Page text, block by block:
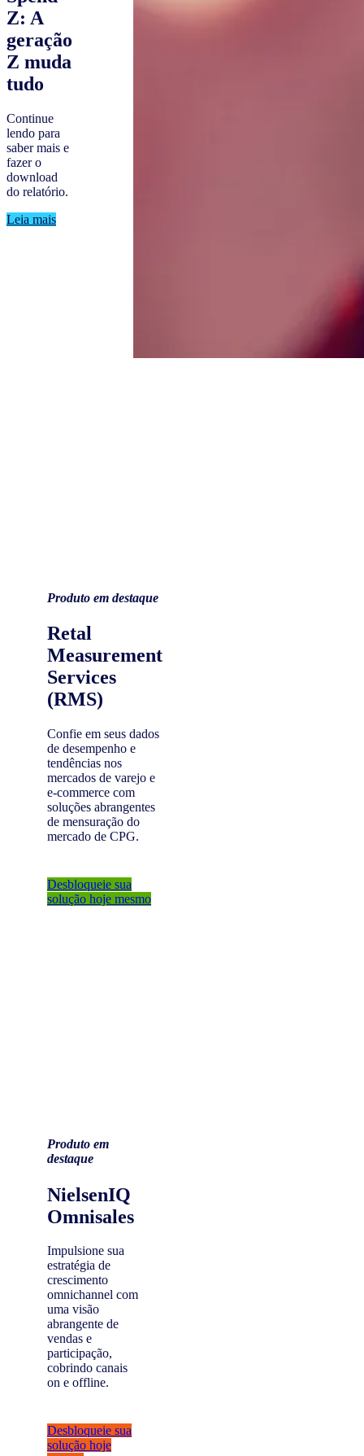
Z: A
geração
Z muda
tudo
Continue
lendo para
saber mais e
fazer o
download
do relatório.
Leia mais
Produto em destaque
Retal
Measurement
Services
(RMS)
Confie em seus dados
de desempenho e
tendências nos
mercados de varejo e
e-commerce com
soluções abrangentes
de mensuração do
mercado de CPG.
Desbloqueie sua
solução hoje mesmo
Produto em
destaque
NielsenIQ
Omnisales
Impulsione sua
estratégia de
crescimento
omnichannel com
uma visão
abrangente de
vendas e
participação,
cobrindo canais
on e offline.
Desbloqueie sua
solução hoje